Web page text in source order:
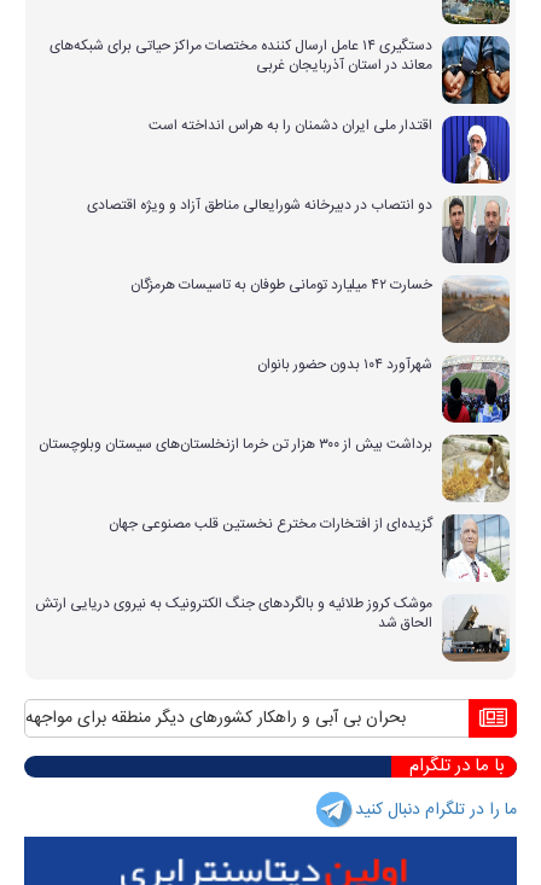
دستگیری ۱۴ عامل ارسال کننده مختصات مراکز حیاتی برای شبکه‌های
معاند در استان آذربایجان غربی
اقتدار ملی ایران دشمنان را به هراس انداخته است
دو انتصاب در دبیرخانه شورایعالی مناطق آزاد و ویژه اقتصادی
خسارت ۴۲ میلیارد تومانی طوفان به تاسیسات هرمزگان
شهرآورد ۱۰۴ بدون حضور بانوان
برداشت بیش از ۳۰۰ هزار تن خرما ازنخلستان‌های سیستان وبلوچستان
گزیده‌ای از افتخارات مخترع نخستین قلب مصنوعی جهان
موشک کروز طلائیه و بالگردهای جنگ الکترونیک به نیروی دریایی ارتش
الحاق شد
بحران بی آبی و راهکار کشورهای دیگر منطقه برای مواجهه با آن
با ما در تلگرام
ما را در تلگرام دنبال کنید